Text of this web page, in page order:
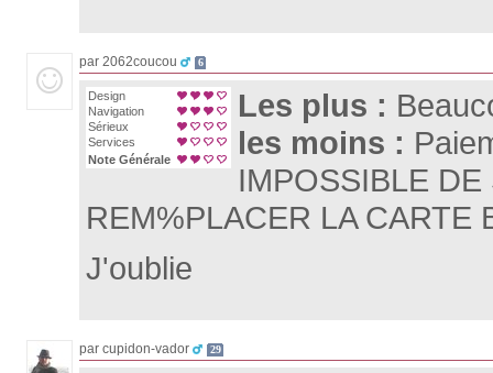
par 2062coucou 6
Design
Navigation
Sérieux
Services
Note Générale
Les plus :
les moins :
IMPOSSIBLE
REM%PLACER LA CARTE
J'oublie
par cupidon-vador 29